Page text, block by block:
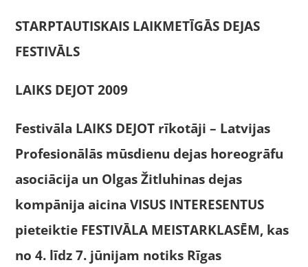
STARPTAUTISKAIS LAIKMETĪGĀS DEJAS
FESTIVĀLS
LAIKS DEJOT 2009
Festivāla LAIKS DEJOT rīkotāji – Latvijas
Profesionālās mūsdienu dejas horeogrāfu
asociācija un Olgas Žitluhinas dejas
kompānija aicina VISUS INTERESENTUS
pieteiktie FESTIVĀLA MEISTARKLASĒM, kas
no 4. līdz 7. jūnijam notiks Rīgas